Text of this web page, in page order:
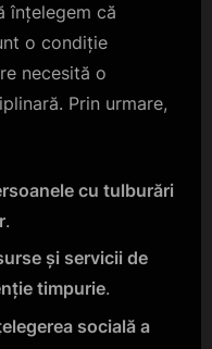
înțelegem că
o condiție
necesită o
Prin urmare,
cu tulburări
.
și servicii de
timpurie.
socială a